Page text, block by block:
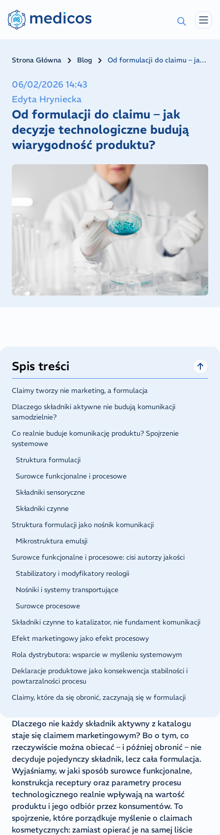
Strona Główna Blog Od formulacji do claimu – jak decyzje technologiczne budują wiarygodność produktu?
06/02/2026 14:43
Edyta Hryniecka
Od formulacji do claimu – jak
decyzje technologiczne budują
wiarygodność produktu?
Dlaczego nie każdy składnik aktywny z katalogu
staje się claimem marketingowym? Bo o tym, co
rzeczywiście można obiecać – i później obronić – nie
decyduje pojedynczy składnik, lecz cała formulacja.
Wyjaśniamy, w jaki sposób surowce funkcjonalne,
konstrukcja receptury oraz parametry procesu
technologicznego realnie wpływają na wartość
produktu i jego odbiór przez konsumentów. To
spojrzenie, które porządkuje myślenie o claimach
kosmetycznych: zamiast opierać je na samej liście
Spis treści
Claimy tworzy nie marketing, a formulacja
Dlaczego składniki aktywne nie budują komunikacji
samodzielnie?
Co realnie buduje komunikację produktu? Spojrzenie
systemowe
Struktura formulacji
Surowce funkcjonalne i procesowe
Składniki sensoryczne
Składniki czynne
Struktura formulacji jako nośnik komunikacji
Mikrostruktura emulsji
Surowce funkcjonalne i procesowe: cisi autorzy jakości
Stabilizatory i modyfikatory reologii
Nośniki i systemy transportujące
Surowce procesowe
Składniki czynne to katalizator, nie fundament komunikacji
Efekt marketingowy jako efekt procesowy
Rola dystrybutora: wsparcie w myśleniu systemowym
Deklaracje produktowe jako konsekwencja stabilności i
powtarzalności procesu
Claimy, które da się obronić, zaczynają się w formulacji